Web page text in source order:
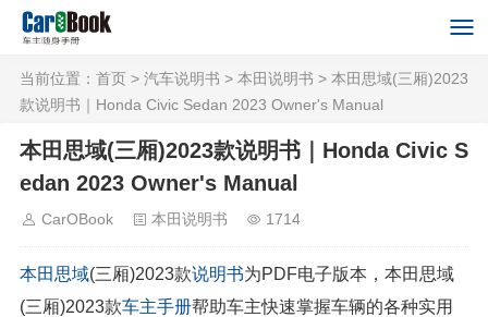
当前位置： 首页 > 汽车说明书 > 本田说明书 > 本田思域(三厢)2023
款说明书｜Honda Civic Sedan 2023 Owner's Manual
本田思域(三厢)2023款说明书｜Honda Civic S
edan 2023 Owner's Manual
CarOBook 本田说明书 1714
本田 思域(三厢)2023款说明书为PDF电子版本，本田思域
(三厢)2023款车主手册帮助车主快速掌握车辆的各种实用